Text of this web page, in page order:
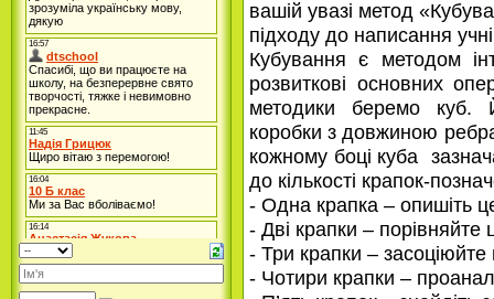
вашій увазі метод
підходу до написання
Кубування є методом
розвиткові основних
методики беремо куб.
коробки з довжиною
кожному боці куба
до кількості крапок-
- Одна крапка – опишіть
- Дві крапки – порівняйте
- Три крапки – засоціюйте
- Чотири крапки –